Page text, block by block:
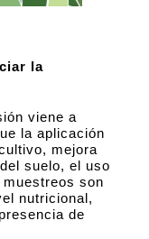
la
viene a
la aplicación
mejora
suelo, el uso
son
nutricional,
de